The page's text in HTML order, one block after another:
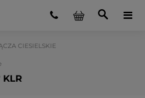
CIESIELSKIE
KLR